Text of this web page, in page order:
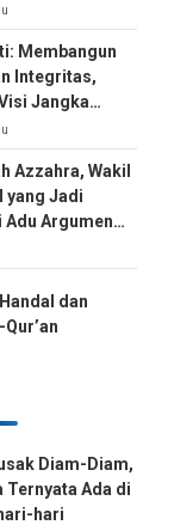
Membangun
Integritas,
Jangka
Azzahra, Wakil
yang Jadi
Argumen
dan
Diam-Diam,
Ternyata Ada di
hari